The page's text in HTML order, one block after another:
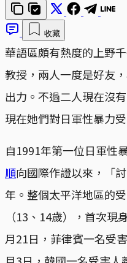
收藏
華語區頗有熱度的上野
教授，兩人一度是好友
出力。不過二人現在沒
現在她們對日軍性暴力
自1991年第一位日軍性
順向國際作證以來，「
年。整個太平洋地區的
（13、14歲），首次
月21日，菲律賓一名受